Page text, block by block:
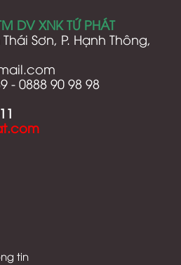
DV XNK TỨ PHÁT
Sơn, P. Hạnh Thông,
- 0888 90 98 98
tin